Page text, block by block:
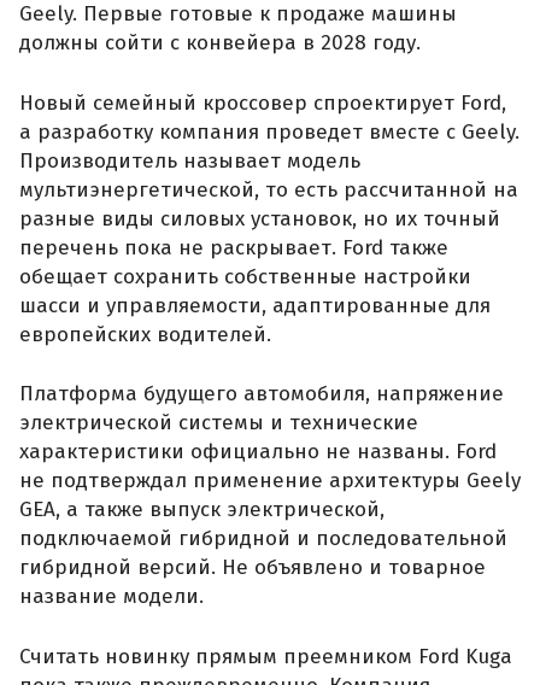
Geely. Первые готовые к продаже машины
должны сойти с конвейера в 2028 году.
Новый семейный кроссовер спроектирует Ford,
а разработку компания проведет вместе с Geely.
Производитель называет модель
мультиэнергетической, то есть рассчитанной на
разные виды силовых установок, но их точный
перечень пока не раскрывает. Ford также
обещает сохранить собственные настройки
шасси и управляемости, адаптированные для
европейских водителей.
Платформа будущего автомобиля, напряжение
электрической системы и технические
характеристики официально не названы. Ford
не подтверждал применение архитектуры Geely
GEA, а также выпуск электрической,
подключаемой гибридной и последовательной
гибридной версий. Не объявлено и товарное
название модели.
Считать новинку прямым преемником Ford Kuga